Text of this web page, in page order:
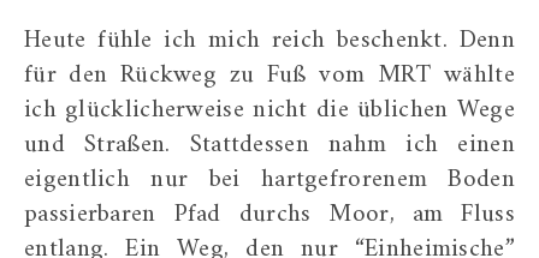
Heute fühle ich mich reich beschenkt. Denn
für den Rückweg zu Fuß vom MRT wählte
ich glücklicherweise nicht die üblichen Wege
und Straßen. Stattdessen nahm ich einen
eigentlich nur bei hartgefrorenem Boden
passierbaren Pfad durchs Moor, am Fluss
entlang. Ein Weg, den nur “Einheimische”